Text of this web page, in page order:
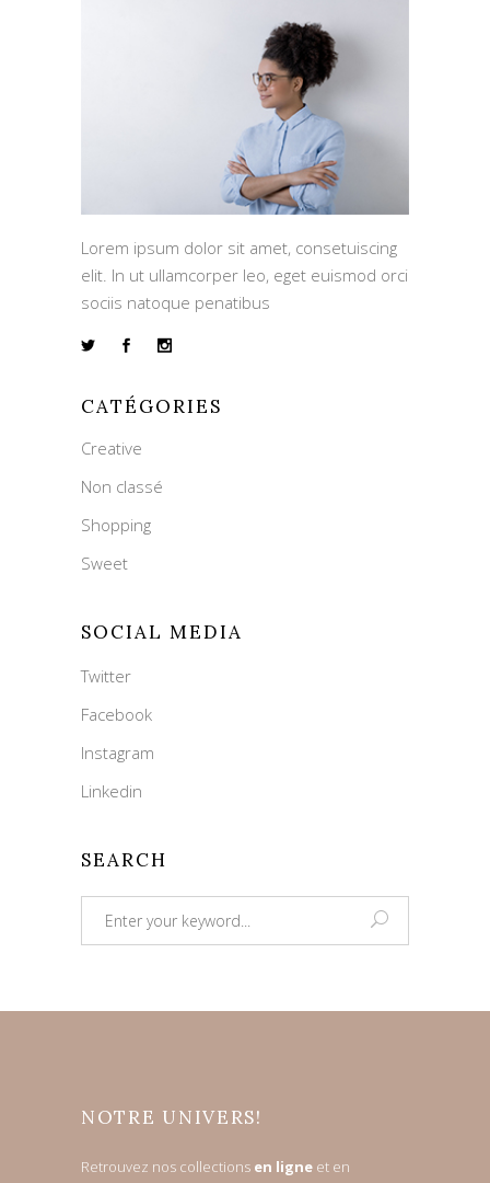
Lorem ipsum dolor sit amet, consetuiscing
elit. In ut ullamcorper leo, eget euismod orci
sociis natoque penatibus
CATÉGORIES
Creative
Non classé
Shopping
Sweet
SOCIAL MEDIA
Twitter
Facebook
Instagram
Linkedin
SEARCH
NOTRE UNIVERS!
Retrouvez nos collections en ligne et en